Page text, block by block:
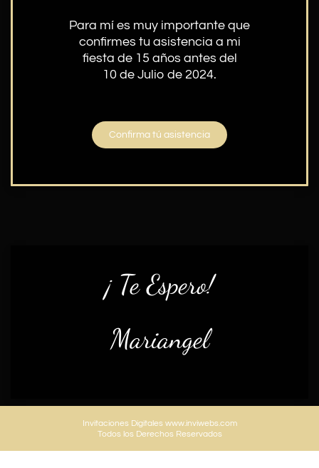
Para mí es muy importante que
confirmes tu asistencia a mi
fiesta de 15 años antes del
10 de Julio de 2024.
Confirma tú asistencia
¡ Te Espero!
Mariangel
Invitaciones Digitales www.inviwebs.com
Todos los Derechos Reservados